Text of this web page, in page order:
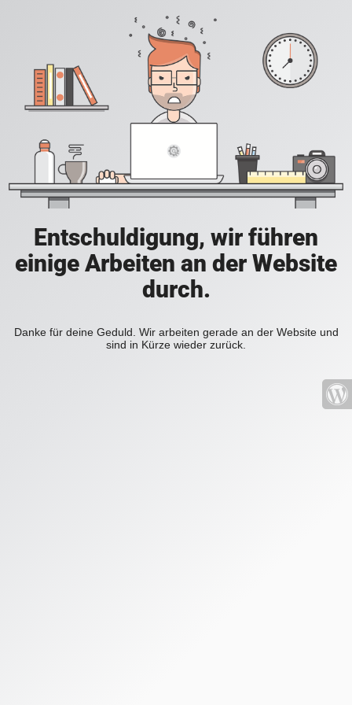
Entschuldigung, wir führen
einige Arbeiten an der Website
durch.
Danke für deine Geduld. Wir arbeiten gerade an der Website und
sind in Kürze wieder zurück.